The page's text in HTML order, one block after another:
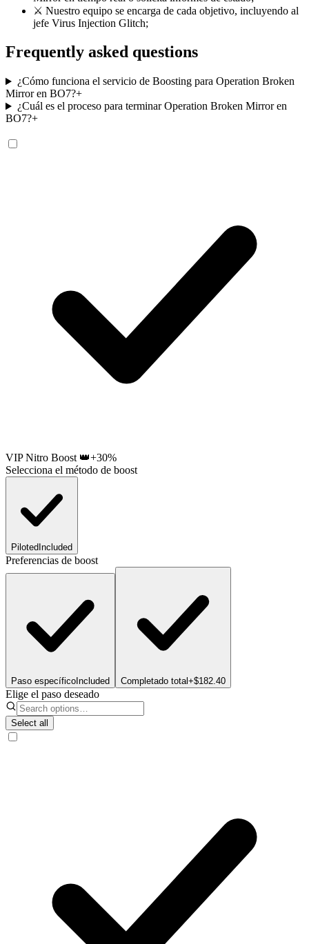
⚔️ Nuestro equipo se encarga de cada objetivo, incluyendo al
jefe Virus Injection Glitch;
Frequently asked questions
¿Cómo funciona el servicio de Boosting para Operation Broken
Mirror en BO7?+
¿Cuál es el proceso para terminar Operation Broken Mirror en
BO7?+
VIP Nitro Boost 👑+30%
Selecciona el método de boost
Piloted Included
Preferencias de boost
Paso específico Included Completado total+$182.40
Elige el paso deseado
Select all